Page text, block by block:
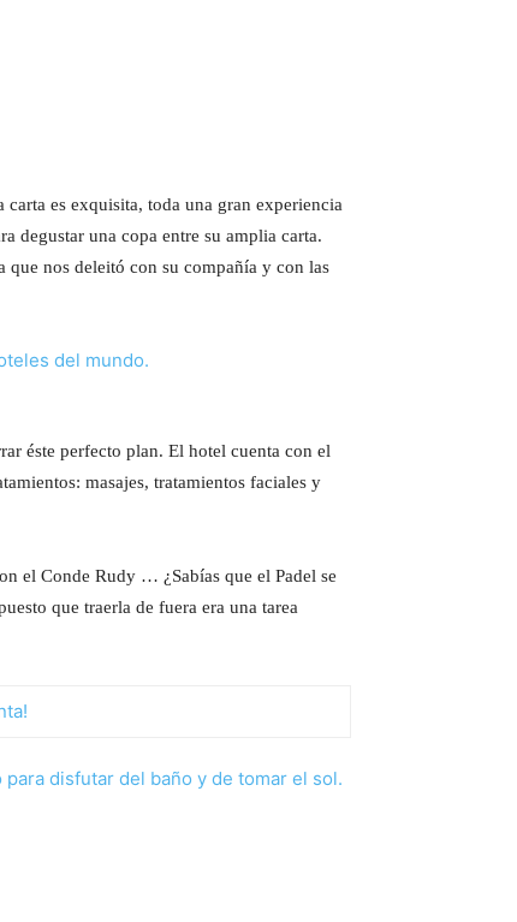
es exquisita, toda una gran experiencia
degustar una copa entre su amplia carta.
nos deleitó con su compañía y con las
éste perfecto plan. El hotel cuenta con el
masajes, tratamientos faciales y
el Conde Rudy … ¿Sabías que el Padel se
que traerla de fuera era una tarea